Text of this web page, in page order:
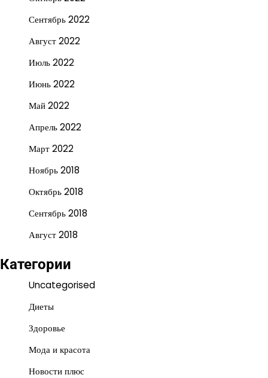
Сентябрь 2022
Август 2022
Июль 2022
Июнь 2022
Май 2022
Апрель 2022
Март 2022
Ноябрь 2018
Октябрь 2018
Сентябрь 2018
Август 2018
Категории
Uncategorised
Диеты
Здоровье
Мода и красота
Новости плюс